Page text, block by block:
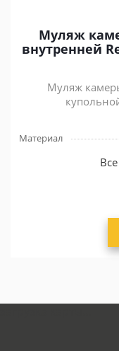
Муляж
внутренней
Муляж
Материал